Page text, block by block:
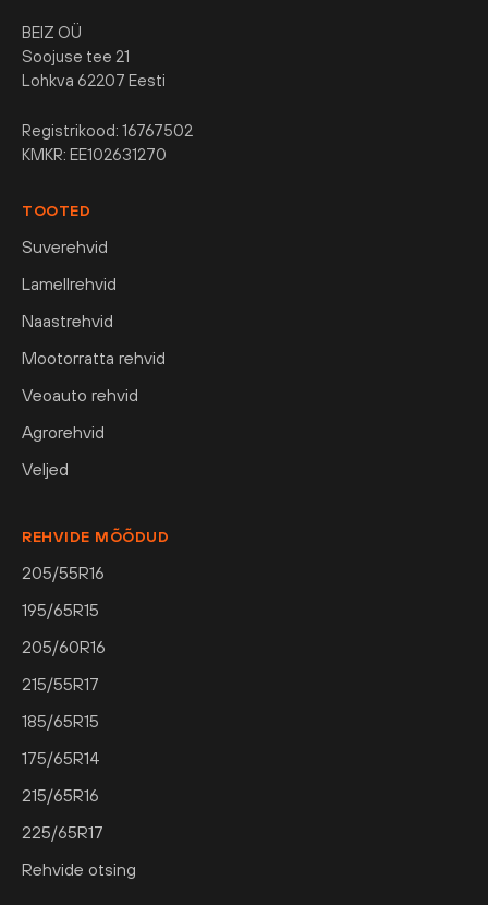
BEIZ OÜ
Soojuse tee 21
Lohkva 62207 Eesti
Registrikood: 16767502
KMKR: EE102631270
TOOTED
Suverehvid
Lamellrehvid
Naastrehvid
Mootorratta rehvid
Veoauto rehvid
Agrorehvid
Veljed
REHVIDE MÕÕDUD
205/55R16
195/65R15
205/60R16
215/55R17
185/65R15
175/65R14
215/65R16
225/65R17
Rehvide otsing